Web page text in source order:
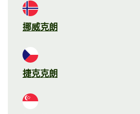
挪威克朗
捷克克朗